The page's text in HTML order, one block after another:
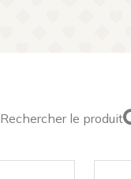
Rechercher le produit